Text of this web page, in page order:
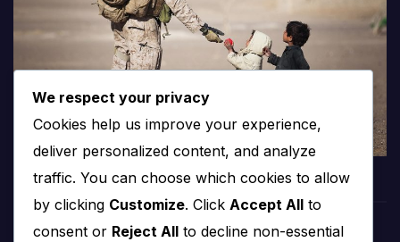
We respect your privacy
Cookies help us improve your experience,
deliver personalized content, and analyze
traffic. You can choose which cookies to allow
by clicking Customize. Click Accept All to
consent or Reject All to decline non-essential